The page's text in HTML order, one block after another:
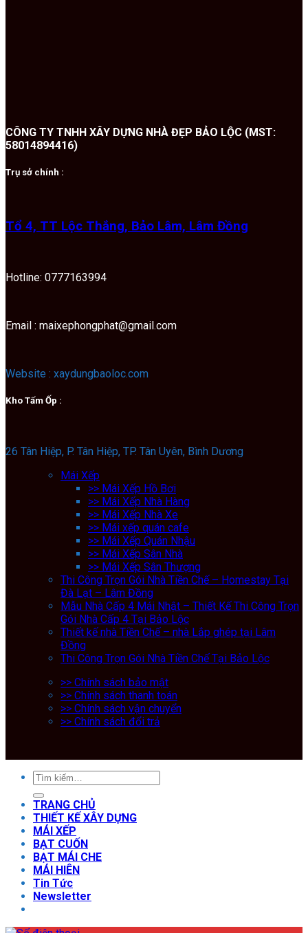
CÔNG TY TNHH XÂY DỰNG NHÀ ĐẸP BẢO LỘC (MST:
58014894416)
Trụ sở chính :
Tổ 4, TT Lộc Thắng, Bảo Lâm, Lâm Đồng
Hotline: 0777163994
Email : maixephongphat@gmail.com
Website : xaydungbaoloc.com
Kho Tấm Ốp :
26 Tân Hiệp, P. Tân Hiệp, TP. Tân Uyên, Bình Dương
Mái Xếp
>> Mái Xếp Hồ Bơi
>> Mái Xếp Nhà Hàng
>> Mái Xếp Nhà Xe
>> Mái xếp quán cafe
>> Mái Xếp Quán Nhậu
>> Mái Xếp Sân Nhà
>> Mái Xếp Sân Thượng
Thi Công Trọn Gói Nhà Tiền Chế – Homestay Tại
Đà Lạt – Lâm Đồng
Mẫu Nhà Cấp 4 Mái Nhật – Thiết Kế Thi Công Trọn
Gói Nhà Cấp 4 Tại Bảo Lộc
Thiết kế nhà Tiền Chế – nhà Lắp ghép tại Lâm
Đồng
Thi Công Trọn Gói Nhà Tiền Chế Tại Bảo Lộc
>> Chính sách bảo mật
>> Chính sách thanh toán
>> Chính sách vận chuyển
>> Chính sách đổi trả
TRANG CHỦ
THIẾT KẾ XÂY DỰNG
MÁI XẾP
BẠT CUỐN
BẠT MÁI CHE
MÁI HIÊN
Tin Tức
Newsletter